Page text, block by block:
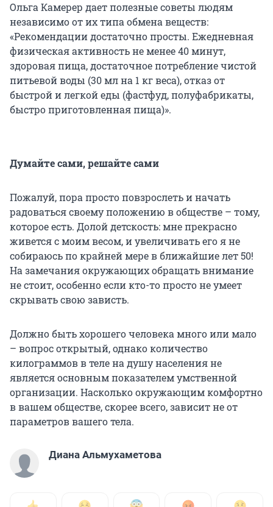
Ольга Камерер дает полезные советы людям
независимо от их типа обмена веществ:
«Рекомендации достаточно просты. Ежедневная
физическая активность не менее 40 минут,
здоровая пища, достаточное потребление чистой
питьевой воды (30 мл на 1 кг веса), отказ от
быстрой и легкой еды (фастфуд, полуфабрикаты,
быстро приготовленная пища)».
Думайте сами, решайте сами
Пожалуй, пора просто повзрослеть и начать
радоваться своему положению в обществе – тому,
которое есть. Долой детскость: мне прекрасно
живется с моим весом, и увеличивать его я не
собираюсь по крайней мере в ближайшие лет 50!
На замечания окружающих обращать внимание
не стоит, особенно если кто-то просто не умеет
скрывать свою зависть.
Должно быть хорошего человека много или мало
– вопрос открытый, однако количество
килограммов в теле на душу населения не
является основным показателем умственной
организации. Насколько окружающим комфортно
в вашем обществе, скорее всего, зависит не от
параметров вашего тела.
Диана Альмухаметова